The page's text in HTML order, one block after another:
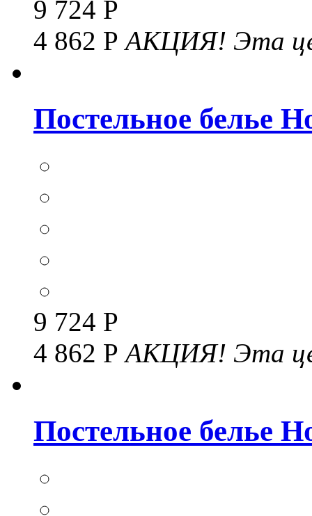
9 724 Р
4 862 РАКЦИЯ! Эта
Постельное белье
9 724 Р
4 862 РАКЦИЯ! Эта
Постельное белье